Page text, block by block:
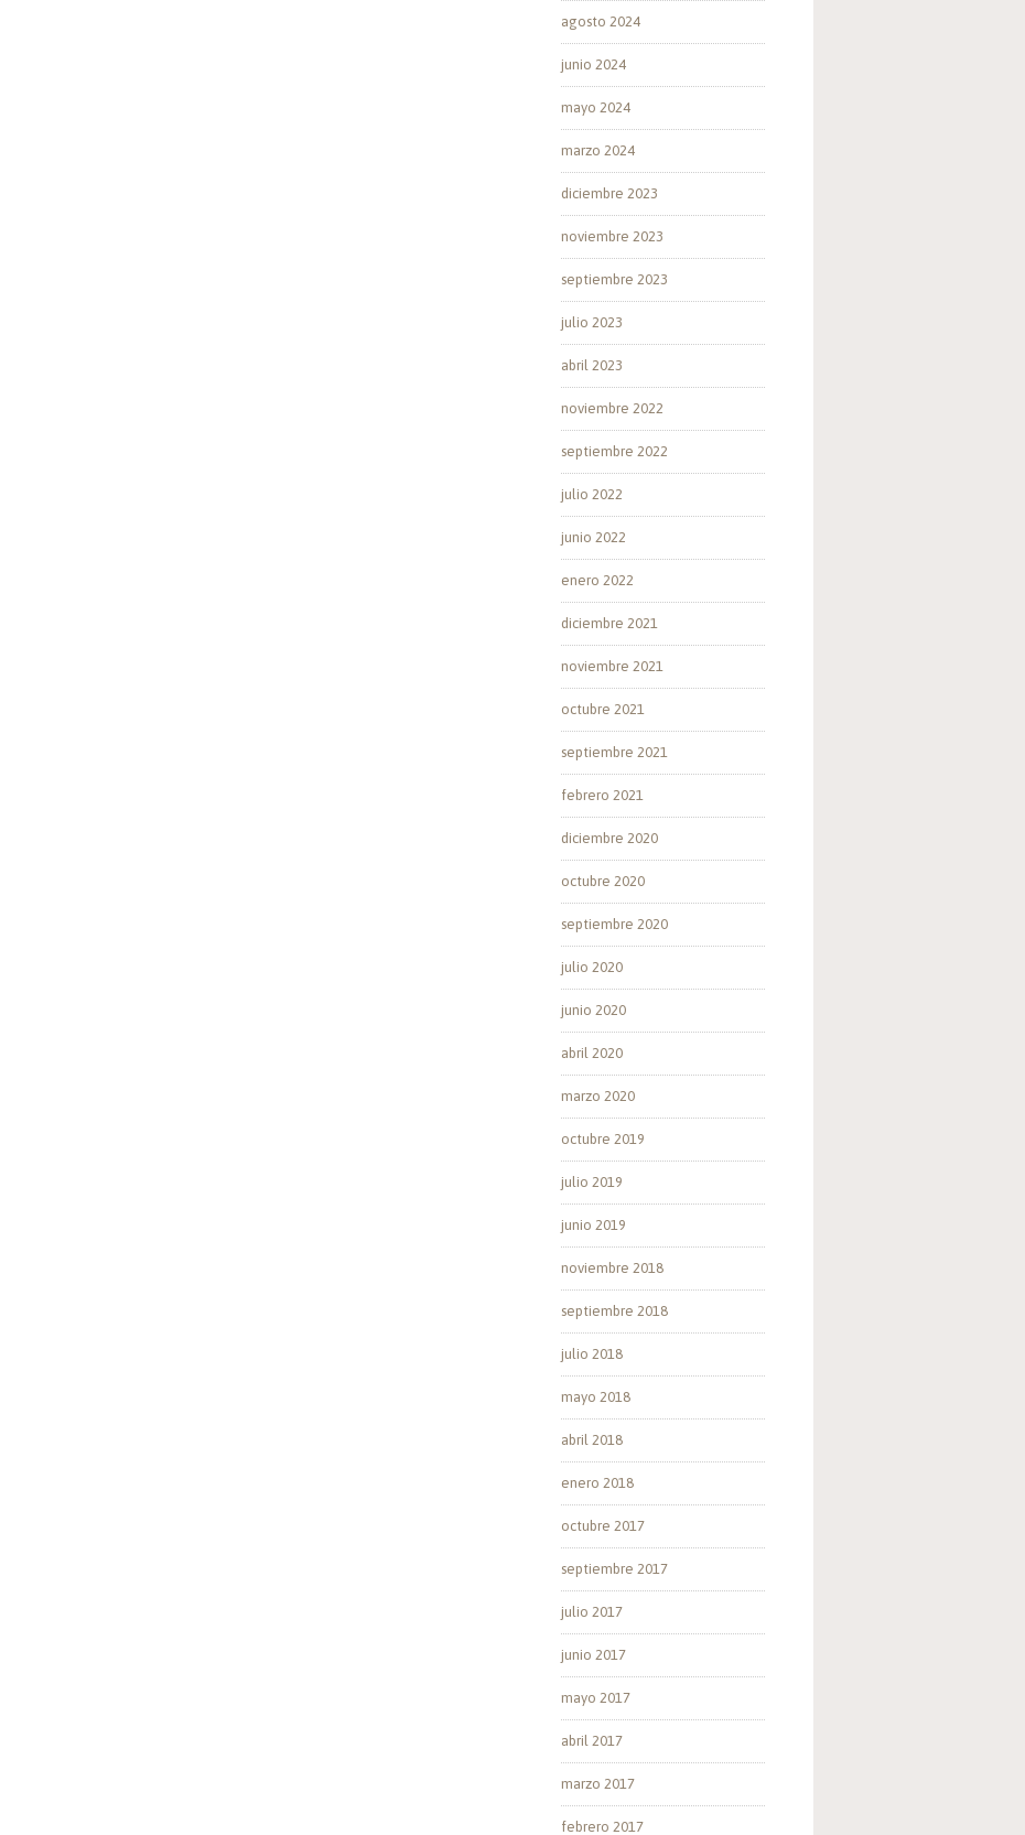
agosto 2024
junio 2024
mayo 2024
marzo 2024
diciembre 2023
noviembre 2023
septiembre 2023
julio 2023
abril 2023
noviembre 2022
septiembre 2022
julio 2022
junio 2022
enero 2022
diciembre 2021
noviembre 2021
octubre 2021
septiembre 2021
febrero 2021
diciembre 2020
octubre 2020
septiembre 2020
julio 2020
junio 2020
abril 2020
marzo 2020
octubre 2019
julio 2019
junio 2019
noviembre 2018
septiembre 2018
julio 2018
mayo 2018
abril 2018
enero 2018
octubre 2017
septiembre 2017
julio 2017
junio 2017
mayo 2017
abril 2017
marzo 2017
febrero 2017